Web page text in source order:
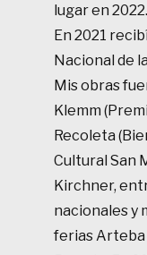
lugar en 2022.
En 2021
Nacional de
Mis obras
Klemm
Recoleta
Cultural San
Kirchner,
nacionales y
ferias Arteba